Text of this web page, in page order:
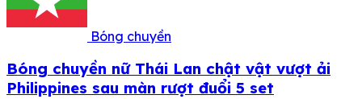
Bóng chuyền
Bóng chuyền nữ Thái Lan chật vật vượt ải
Philippines sau màn rượt đuổi 5 set